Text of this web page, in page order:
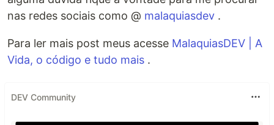
nas redes sociais como @ malaquiasdev .
Para ler mais post meus acesse MalaquiasDEV | A
Vida, o código e tudo mais .
DEV Community